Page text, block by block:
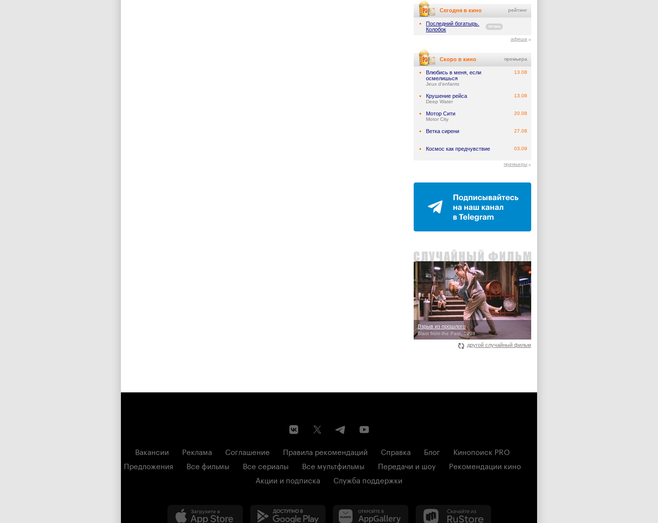
Сегодня в кино рейтинг
Последний богатырь.
Колобок
ПРОМО
афиша
Скоро в кино премьера
Влюбись в меня, если
осмелишься
Jeux d'enfants
13.08
Крушение рейса
Deep Water
13.08
Мотор Сити
Motor City
20.08
Ветка сирени 27.08
Космос как предчувствие 03.09
премьеры
Взрыв из прошлого
Blast from the Past, 1998
другой случайный фильм
Вакансии Реклама Соглашение Правила рекомендаций Справка Блог
Кинопоиск PRO
Предложения
Все фильмы Все сериалы Все мультфильмы Передачи и шоу
Рекомендации кино
Акции и подписка
Служба поддержки